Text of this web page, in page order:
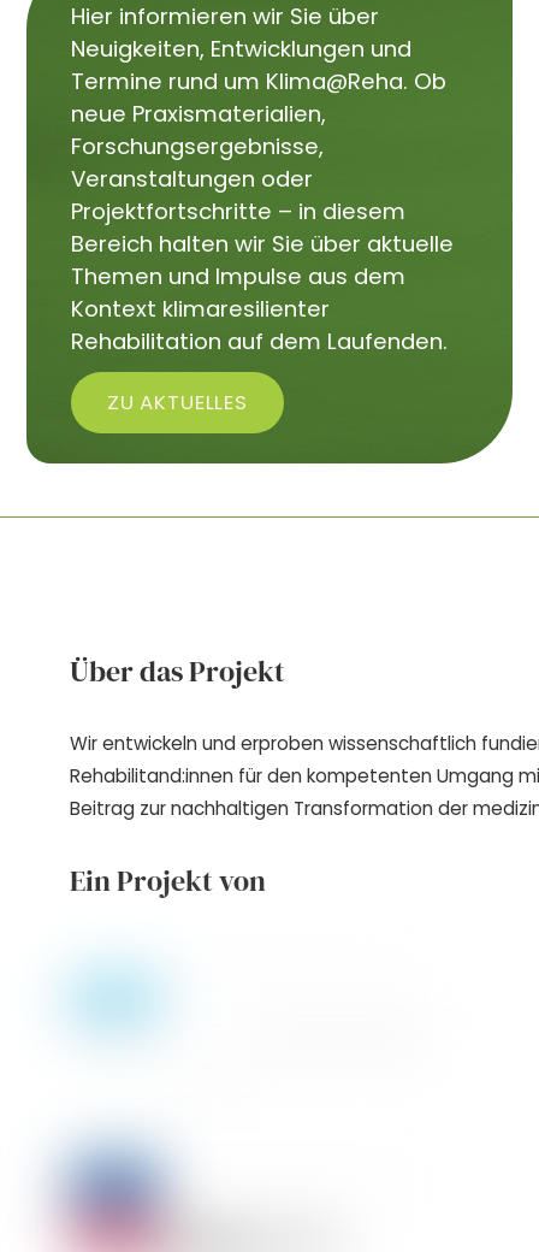
Hier informieren wir Sie über
Neuigkeiten, Entwicklungen und
Termine rund um Klima@Reha. Ob
neue Praxismaterialien,
Forschungsergebnisse,
Veranstaltungen oder
Projektfortschritte – in diesem
Bereich halten wir Sie über aktuelle
Themen und Impulse aus dem
Kontext klimaresilienter
Rehabilitation auf dem Laufenden.
ZU AKTUELLES
Über das Projekt
Wir entwickeln und erproben wissenschaftlich
Rehabilitand:innen für den kompetenten Umgang
Beitrag zur nachhaltigen Transformation der
Ein Projekt von